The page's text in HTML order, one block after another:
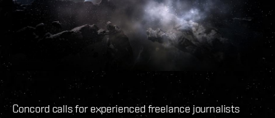
Concord calls for experienced freelance journalists